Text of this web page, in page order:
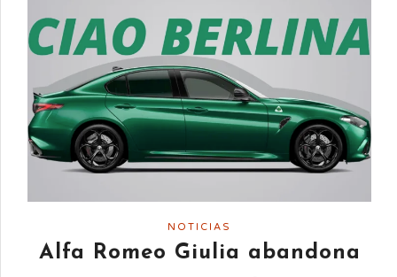
NOTICIAS
Alfa Romeo Giulia abandona